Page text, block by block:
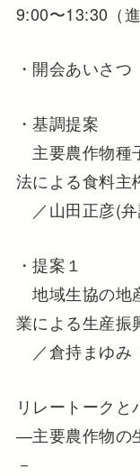
9:00〜13:30（
・開会あいさつ
・基調提案
主要農作物種
法による食料主
／山田正彦(
・提案１
地域生協の地
業による生産振
／倉持まゆみ
リレートーク
―主要農作物の
－